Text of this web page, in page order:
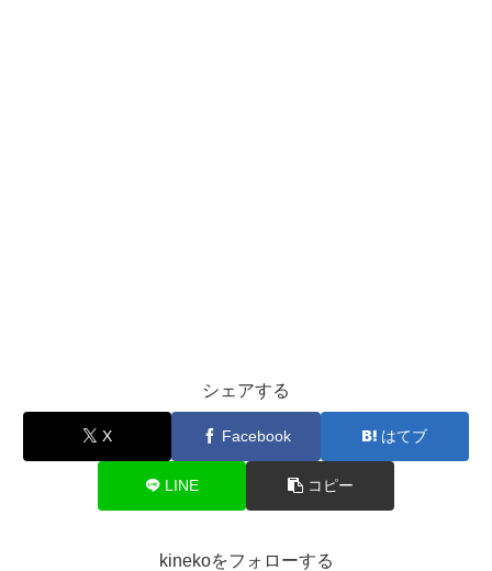
シェアする
X Facebook はてブ
LINE コピー
kinekoをフォローする